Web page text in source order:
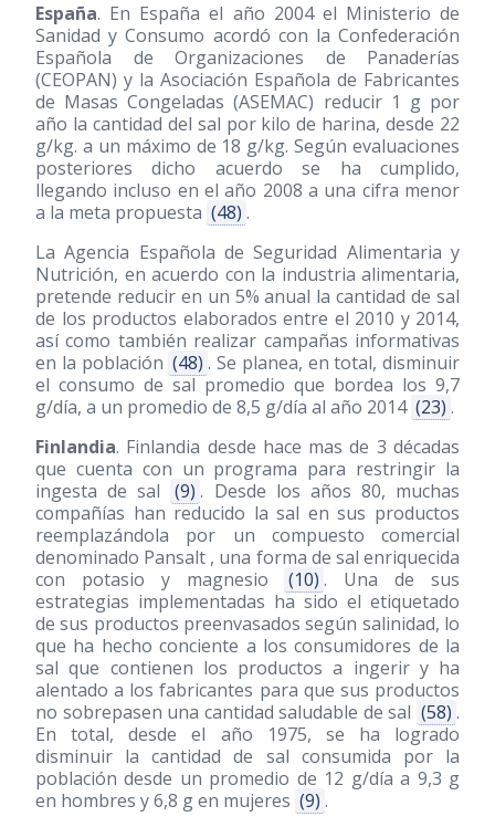
España. En España el año 2004 el Ministerio de
Sanidad y Consumo acordó con la Confederación
Española de Organizaciones de Panaderías
(CEOPAN) y la Asociación Española de Fabricantes
de Masas Congeladas (ASEMAC) reducir 1 g por
año la cantidad del sal por kilo de harina, desde 22
g/kg. a un máximo de 18 g/kg. Según evaluaciones
posteriores dicho acuerdo se ha cumplido,
llegando incluso en el año 2008 a una cifra menor
a la meta propuesta (48) .
La Agencia Española de Seguridad Alimentaria y
Nutrición, en acuerdo con la industria alimentaria,
pretende reducir en un 5% anual la cantidad de sal
de los productos elaborados entre el 2010 y 2014,
así como también realizar campañas informativas
en la población (48) . Se planea, en total, disminuir
el consumo de sal promedio que bordea los 9,7
g/día, a un promedio de 8,5 g/día al año 2014 (23) .
Finlandia. Finlandia desde hace mas de 3 décadas
que cuenta con un programa para restringir la
ingesta de sal
(9) . Desde los años 80, muchas
compañías han reducido la sal en sus productos
reemplazándola por un compuesto comercial
denominado Pansalt , una forma de sal enriquecida
con potasio y magnesio
(10) . Una de sus
estrategias implementadas ha sido el etiquetado
de sus productos preenvasados según salinidad, lo
que ha hecho conciente a los consumidores de la
sal que contienen los productos a ingerir y ha
alentado a los fabricantes para que sus productos
no sobrepasen una cantidad saludable de sal (58) .
En total, desde el año 1975, se ha logrado
disminuir la cantidad de sal consumida por la
población desde un promedio de 12 g/día a 9,3 g
en hombres y 6,8 g en mujeres (9) .